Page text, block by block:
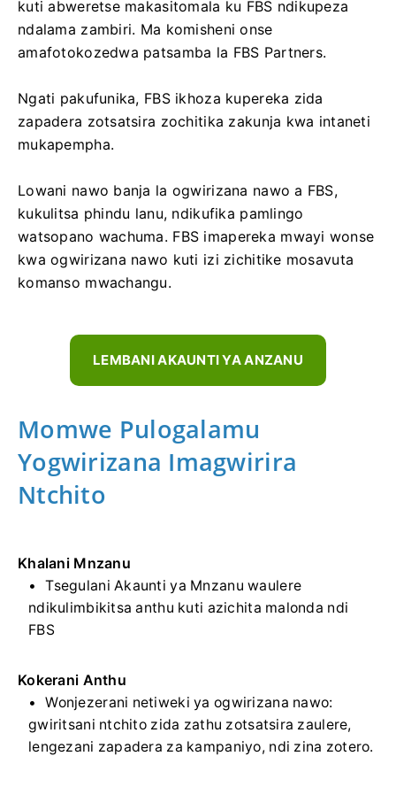
kuti abweretse makasitomala ku FBS ndikupeza
ndalama zambiri. Ma komisheni onse
amafotokozedwa patsamba la FBS Partners.
Ngati pakufunika, FBS ikhoza kupereka zida
zapadera zotsatsira zochitika zakunja kwa intaneti
mukapempha.
Lowani nawo banja la ogwirizana nawo a FBS,
kukulitsa phindu lanu, ndikufika pamlingo
watsopano wachuma. FBS imapereka mwayi wonse
kwa ogwirizana nawo kuti izi zichitike mosavuta
komanso mwachangu.
LEMBANI AKAUNTI YA ANZANU
Momwe Pulogalamu
Yogwirizana Imagwirira
Ntchito
Khalani Mnzanu
Tsegulani Akaunti ya Mnzanu waulere
ndikulimbikitsa anthu kuti azichita malonda ndi
FBS
Kokerani Anthu
Wonjezerani netiweki ya ogwirizana nawo:
gwiritsani ntchito zida zathu zotsatsira zaulere,
lengezani zapadera za kampaniyo, ndi zina zotero.